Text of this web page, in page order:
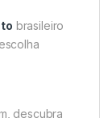
brasileiro
descubra